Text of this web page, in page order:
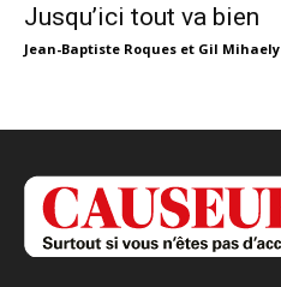
Jusqu’ici tout va bien
Jean-Baptiste Roques et Gil Mihaely